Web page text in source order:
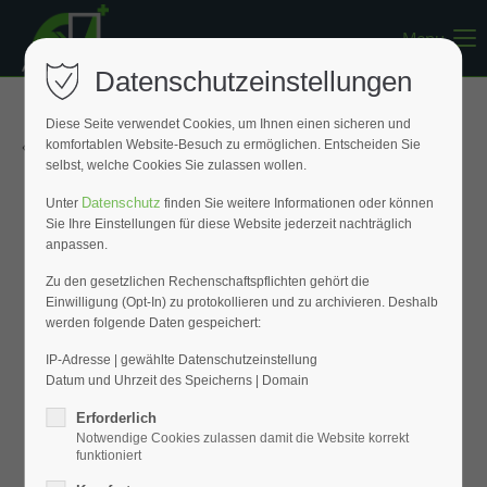
Register
Support
Lorem ipsum dolor sit amet:
24h/ 365days
Mon - Fri 8:00am - 5:00pm(GMT +1)
Get in touch
Cybersteel Inc.
Menu
« Zurück zur Übersicht
Datenschutzeinstellungen
Diese Seite verwendet Cookies, um Ihnen einen sicheren und
komfortablen Website-Besuch zu ermöglichen. Entscheiden Sie
selbst, welche Cookies Sie zulassen wollen.
Unter Datenschutz finden Sie weitere Informationen oder können
Sie Ihre Einstellungen für diese Website jederzeit nachträglich
anpassen.
Zu den gesetzlichen Rechenschaftspflichten gehört die
Einwilligung (Opt-In) zu protokollieren und zu archivieren. Deshalb
werden folgende Daten gespeichert:
IP-Adresse | gewählte Datenschutzeinstellung
Datum und Uhrzeit des Speicherns | Domain
Erforderlich
Notwendige Cookies zulassen damit die Website korrekt
funktioniert